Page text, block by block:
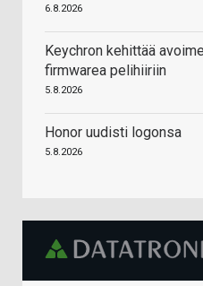
6.8.2026
Keychron kehittää
firmwarea pelihiiriin
5.8.2026
Honor uudisti logonsa
5.8.2026